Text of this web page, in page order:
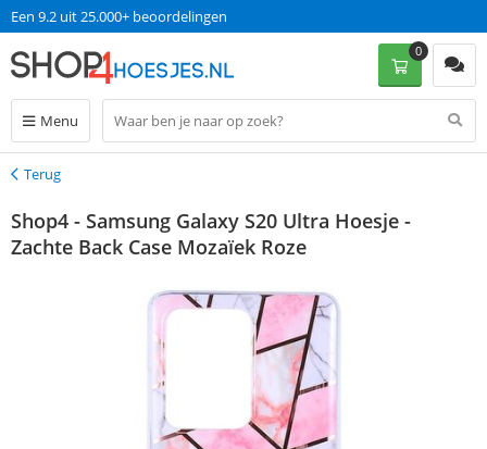
Een 9.2 uit 25.000+ beoordelingen
Menu
0
Terug
Terug
Shop4 - Samsung Galaxy S20 Ultra Hoesje -
Zachte Back Case Mozaïek Roze